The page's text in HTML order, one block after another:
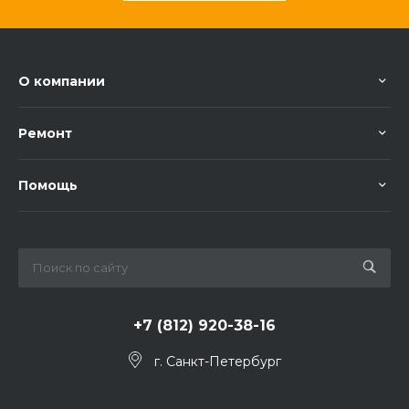
О компании
Ремонт
Помощь
+7 (812) 920-38-16
г. Санкт-Петербург